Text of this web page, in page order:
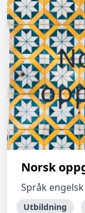
Norsk
Språk
Utbildning